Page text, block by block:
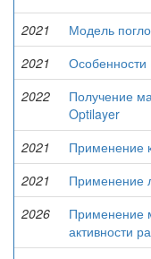
2021
Модель
2021
Особенности
2022
Получение
Optilayer
2021 Применение
2021
Применение
2026
Применение
активности